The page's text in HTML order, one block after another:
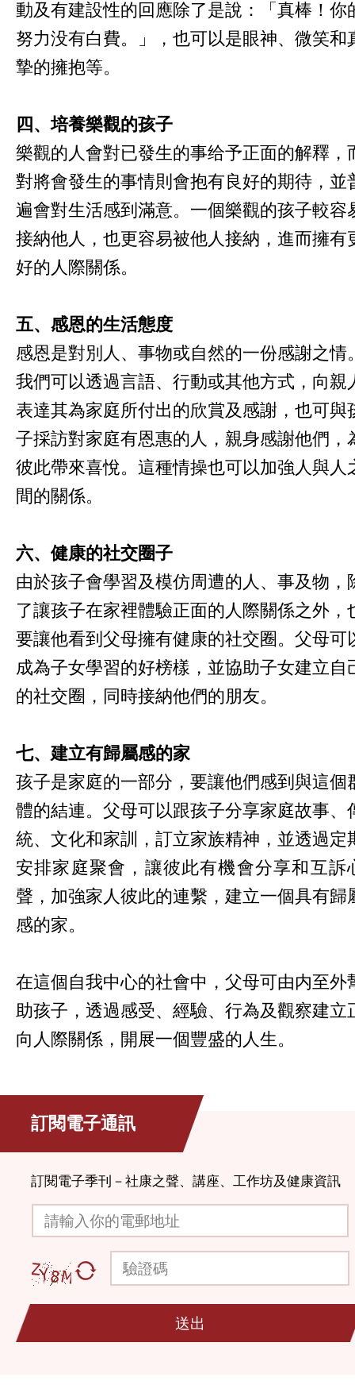
動及有建設性的回應除了是說：「真棒！你
努力没有白費。」，也可以是眼神、微笑和
摯的擁抱等。
四、培養樂觀的孩子
樂觀的人會對已發生的事给予正面的解釋，
對將會發生的事情則會抱有良好的期待，並
遍會對生活感到滿意。一個樂觀的孩子較容
接納他人，也更容易被他人接納，進而擁有
好的人際關係。
五、感恩的生活態度
感恩是對別人、事物或自然的一份感謝之情
我們可以透過言語、行動或其他方式，向親
表達其為家庭所付出的欣賞及感謝，也可與
子採訪對家庭有恩惠的人，親身感謝他們，
彼此帶來喜悅。這種情操也可以加強人與人
間的關係。
六、健康的社交圈子
由於孩子會學習及模仿周遭的人、事及物，
了讓孩子在家裡體驗正面的人際關係之外，
要讓他看到父母擁有健康的社交圈。父母可
成為子女學習的好榜樣，並協助子女建立自
的社交圈，同時接納他們的朋友。
七、建立有歸屬感的家
孩子是家庭的一部分，要讓他們感到與這個
體的結連。父母可以跟孩子分享家庭故事、
統、文化和家訓，訂立家族精神，並透過定
安排家庭聚會，讓彼此有機會分享和互訴
聲，加強家人彼此的連繫，建立一個具有歸
感的家。
在這個自我中心的社會中，父母可由内至外
助孩子，透過感受、經驗、行為及觀察建立
向人際關係，開展一個豐盛的人生。
訂閱電子通訊
訂閱電子季刊－社康之聲、講座、工作坊及健康資訊
請輸入你的電郵地址
驗證碼
送出